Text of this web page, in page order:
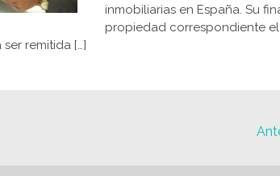
inmobiliarias en España. Su
propiedad correspondiente
remitida […]